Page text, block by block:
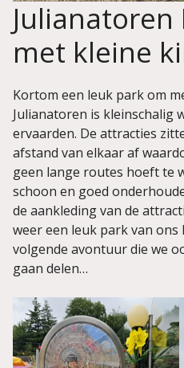
met kleine
Kortom een leuk park om
Julianatoren is kleinschalig
ervaarden. De attracties
afstand van elkaar af
geen lange routes hoeft te
schoon en goed
de aankleding van de
weer een leuk park van ons
volgende avontuur die we
gaan delen…